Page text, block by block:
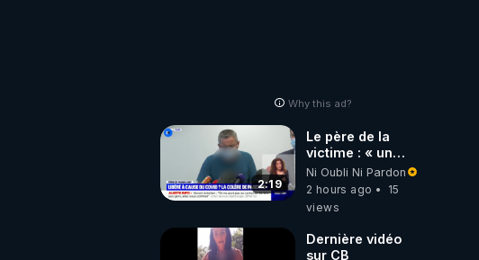
Why this ad?
2:19
Le père de la
victime : « un
gendarme nous a
dit que c'était une
libération
19 »
Ni Oubli Ni Pardon
2 hours ago
15
views
Dernière vidéo
sur CB